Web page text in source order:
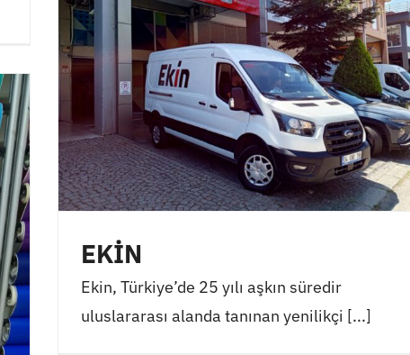
EKİN
Ekin, Türkiye’de 25 yılı aşkın süredir
uluslararası alanda tanınan yenilikçi [...]